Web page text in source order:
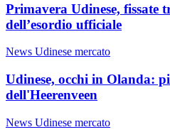
Primavera Udinese, fissate
dell’esordio ufficiale
News Udinese mercato
Udinese, occhi in Olanda:
dell'Heerenveen
News Udinese mercato